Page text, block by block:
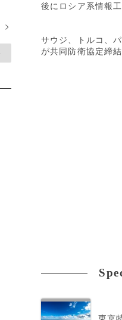
>
後にロシア系情報
サウジ、トルコ、
が共同防衛協定締結
東京